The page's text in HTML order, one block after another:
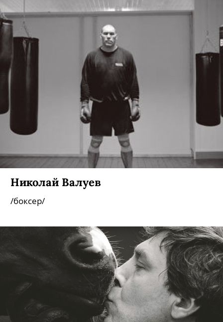
Николай Валуев
/боксер/